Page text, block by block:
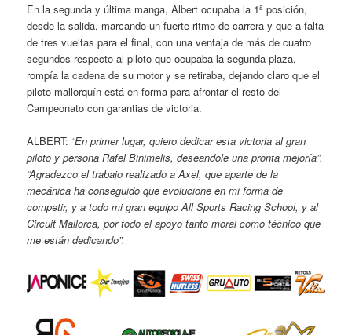
En la segunda y última manga, Albert ocupaba la 1ª posición,
desde la salida, marcando un fuerte ritmo de carrera y que a falta
de tres vueltas para el final, con una ventaja de más de cuatro
segundos respecto al piloto que ocupaba la segunda plaza,
rompía la cadena de su motor y se retiraba, dejando claro que el
piloto mallorquín está en forma para afrontar el resto del
Campeonato con garantias de victoria.
ALBERT: “En primer lugar, quiero dedicar esta victoria al gran
piloto y persona Rafel Binimelis, deseandole una pronta mejoría”.
“Agradezco el trabajo realizado a Axel, que aparte de la
mecánica ha conseguido que evolucione en mi forma de
competir, y a todo mi gran equipo All Sports Racing School, y al
Circuit Mallorca, por todo el apoyo tanto moral como técnico que
me están dedicando”.